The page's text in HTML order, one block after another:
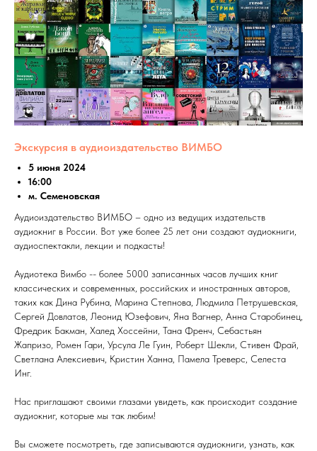
Экскурсия в аудиоиздательство ВИМБО
5 июня 2024
16:00
м. Семеновская
Аудиоиздательство ВИМБО – одно из ведущих издательств
аудиокниг в России. Вот уже более 25 лет они создают аудиокниги,
аудиоспектакли, лекции и подкасты!
Аудиотека Вимбо -- более 5000 записанных часов лучших книг
классических и современных, российских и иностранных авторов,
таких как Дина Рубина, Марина Степнова, Людмила Петрушевская,
Сергей Довлатов, Леонид Юзефович, Яна Вагнер, Анна Старобинец,
Фредрик Бакман, Халед Хоссейни, Тана Френч, Себастьян
Жапризо, Ромен Гари, Урсула Ле Гуин, Роберт Шекли, Стивен Фрай,
Светлана Алексиевич, Кристин Ханна, Памела Треверс, Селеста
Инг.
Нас приглашают своими глазами увидеть, как происходит создание
аудиокниг, которые мы так любим!
Вы сможете посмотреть, где записываются аудиокниги, узнать, как